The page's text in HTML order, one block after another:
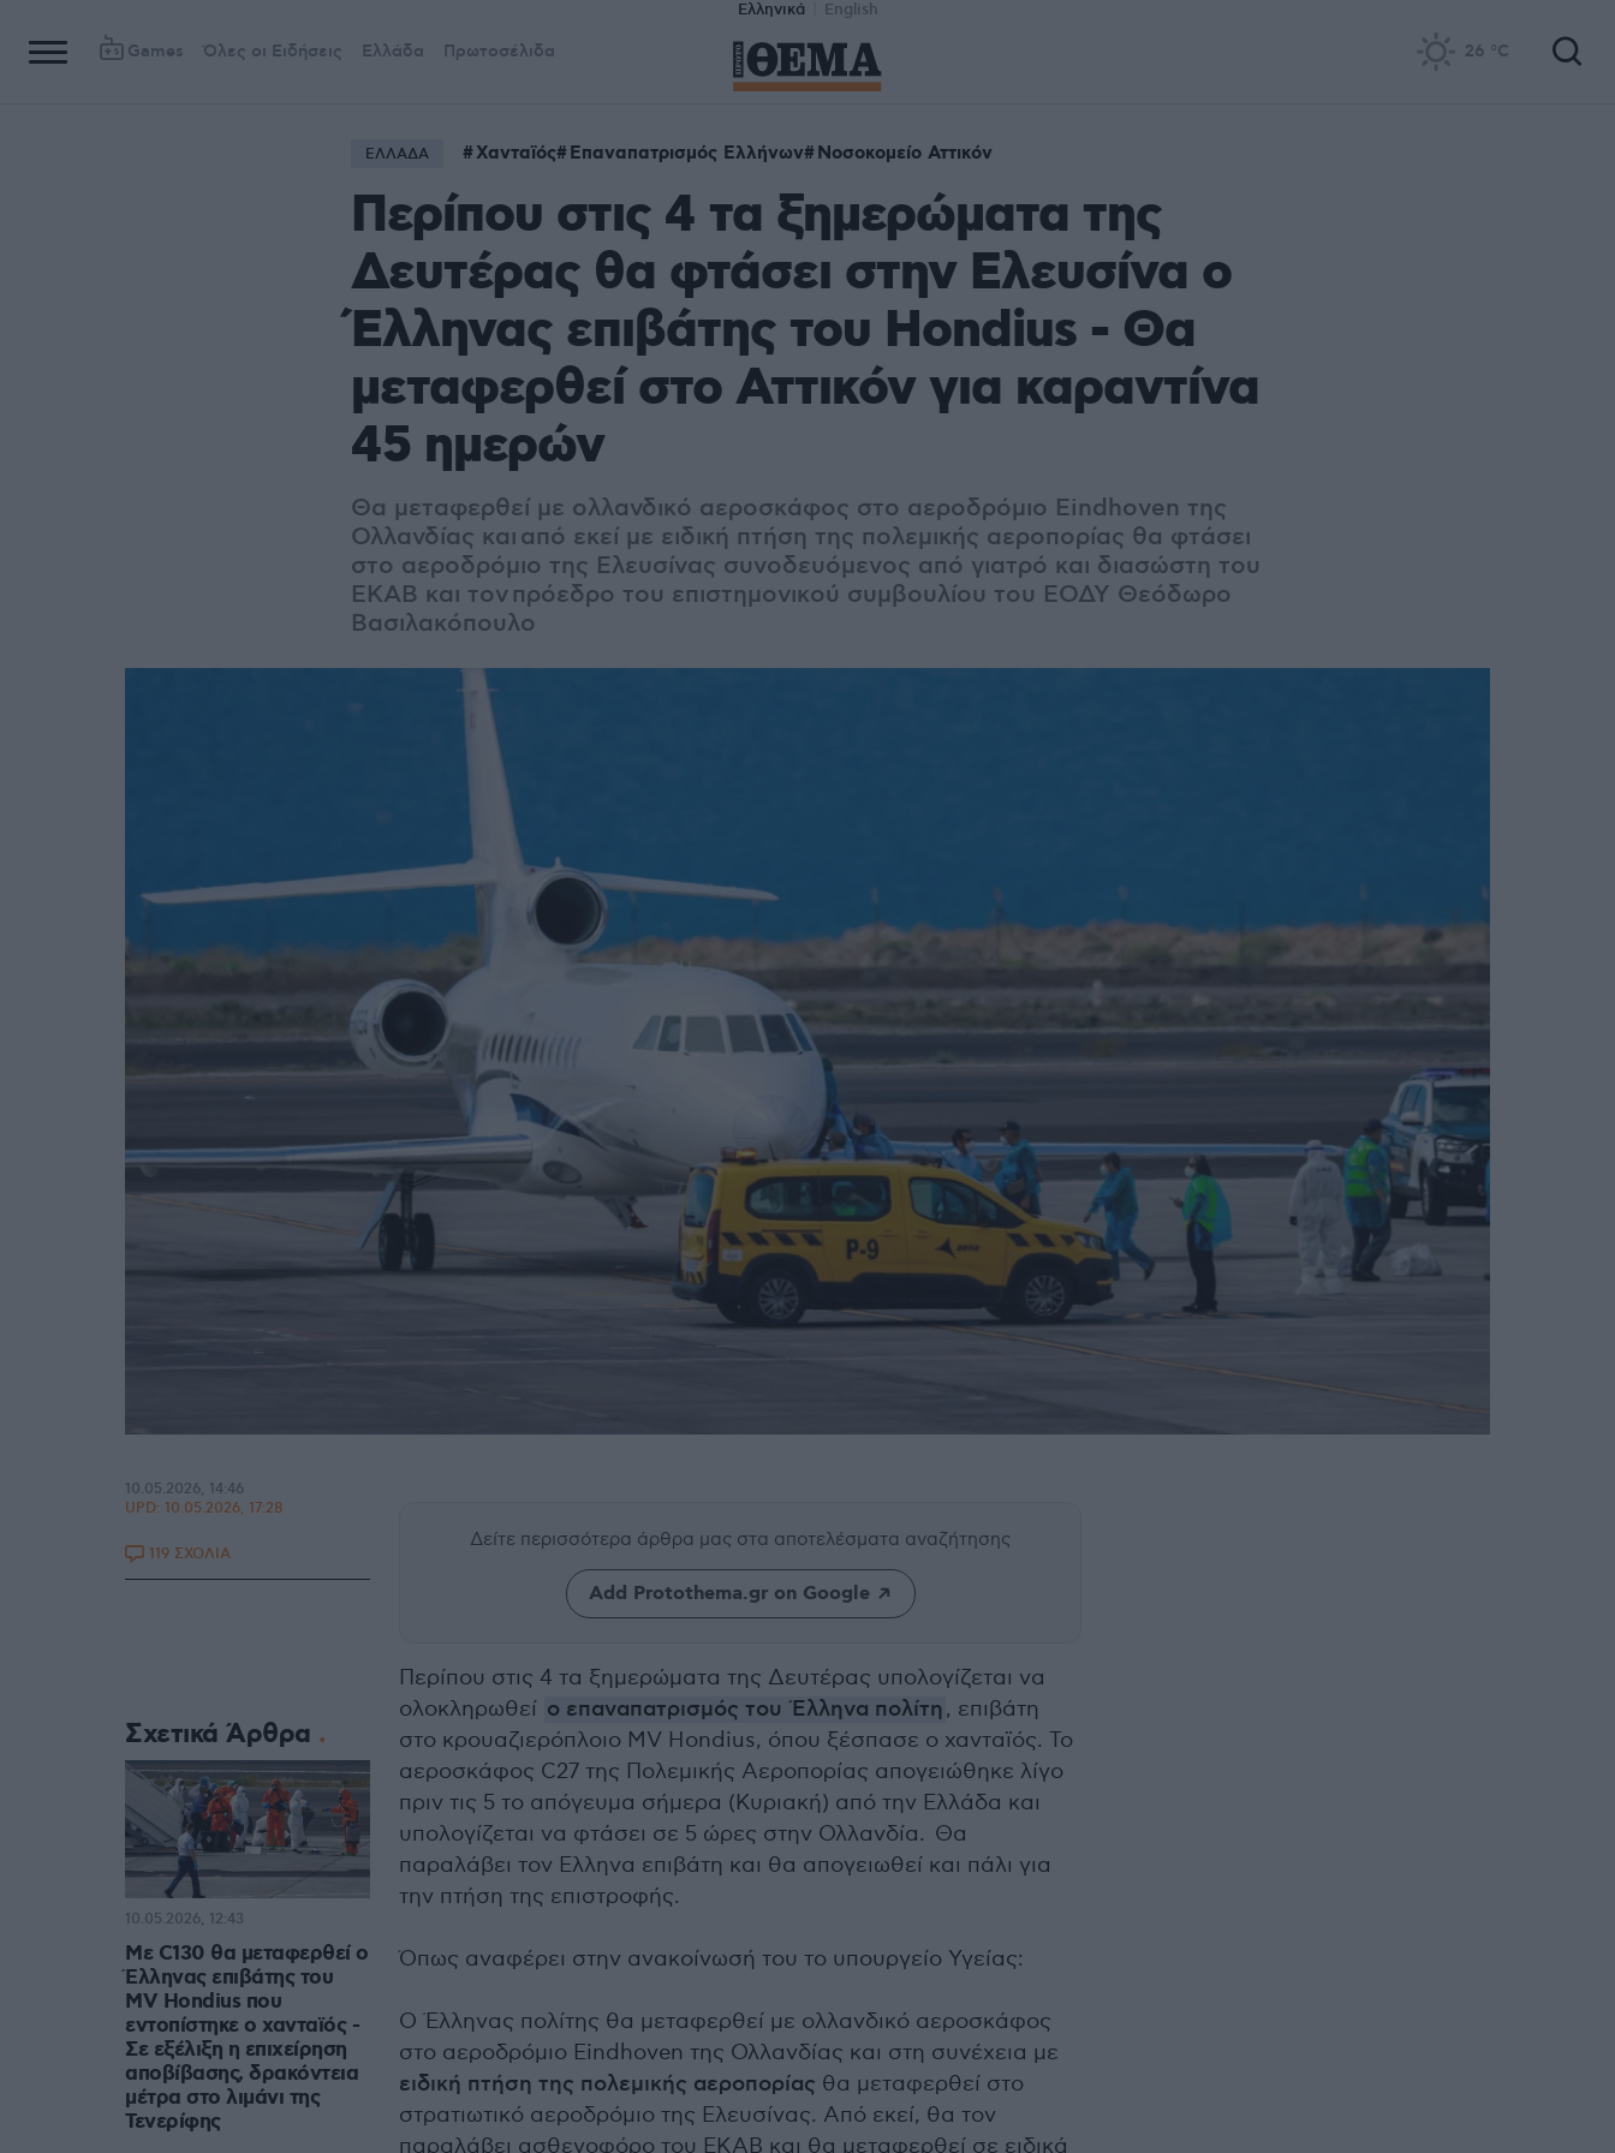
Ελληνικά English
Games Όλες οι Ειδήσεις Ελλάδα Πρωτοσέλιδα 26 °C
ΕΛΛΑΔΑ Χανταϊός Επαναπατρισμός Ελλήνων Νοσοκομείο Αττικόν
Περίπου στις 4 τα ξημερώματα της
Δευτέρας θα φτάσει στην Ελευσίνα ο
Έλληνας επιβάτης του Hondius - Θα
μεταφερθεί στο Αττικόν για καραντίνα
45 ημερών
Θα μεταφερθεί με ολλανδικό αεροσκάφος στο αεροδρόμιο Eindhoven της
Ολλανδίας και από εκεί με ειδική πτήση της πολεμικής αεροπορίας θα φτάσει
στο αεροδρόμιο της Ελευσίνας συνοδευόμενος από γιατρό και διασώστη του
ΕΚΑΒ και τον πρόεδρο του επιστημονικού συμβουλίου του ΕΟΔΥ Θεόδωρο
Βασιλακόπουλο
Δείτε περισσότερα άρθρα μας στα αποτελέσματα αναζήτησης
Add Protothema.gr on Google
Περίπου στις 4 τα ξημερώματα της Δευτέρας υπολογίζεται να
ολοκληρωθεί ο επαναπατρισμός του Έλληνα πολίτη, επιβάτη
στο κρουαζιερόπλοιο MV Hondius, όπου ξέσπασε ο χανταϊός. Το
αεροσκάφος C27 της Πολεμικής Αεροπορίας απογειώθηκε λίγο
πριν τις 5 το απόγευμα σήμερα (Κυριακή) από την Ελλάδα και
υπολογίζεται να φτάσει σε 5 ώρες στην Ολλανδία. Θα
παραλάβει τον Ελληνα επιβάτη και θα απογειωθεί και πάλι για
την πτήση της επιστροφής.
Όπως αναφέρει στην ανακοίνωσή του το υπουργείο Υγείας:
Ο Έλληνας πολίτης θα μεταφερθεί με ολλανδικό αεροσκάφος
στο αεροδρόμιο Eindhoven της Ολλανδίας και στη συνέχεια με
ειδική πτήση της πολεμικής αεροπορίας θα μεταφερθεί στο
στρατιωτικό αεροδρόμιο της Ελευσίνας. Από εκεί, θα τον
παραλάβει ασθενοφόρο του ΕΚΑΒ και θα μεταφερθεί σε ειδικά
10.05.2026, 14:46
UPD: 10.05.2026, 17:28
119 ΣΧΟΛΙΑ
Σχετικά Άρθρα
Με C130 θα μεταφερθεί ο
Έλληνας επιβάτης του
MV Hondius που
εντοπίστηκε ο χανταϊός -
Σε εξέλιξη η επιχείρηση
αποβίβασης, δρακόντεια
μέτρα στο λιμάνι της
Τενερίφης
10.05.2026, 12:43